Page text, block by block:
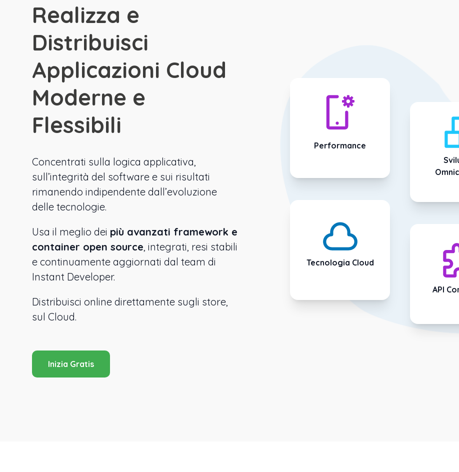
Realizza e
Distribuisci
Applicazioni Cloud
Moderne e
Flessibili
Concentrati sulla logica applicativa,
sull’integrità del software e sui risultati
rimanendo indipendente dall’evoluzione
delle tecnologie.
Usa il meglio dei più avanzati framework e
container open source , integrati, resi stabili
e continuamente aggiornati dal team di
Instant Developer.
Distribuisci online direttamente sugli store,
sul Cloud.
Inizia Gratis
Performance
Tecnologia Cloud
API